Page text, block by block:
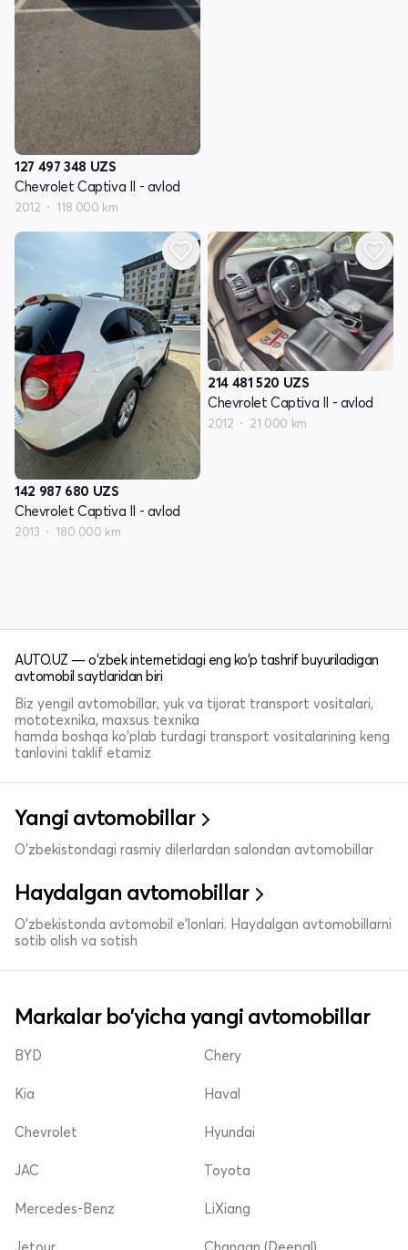
127 497 348 UZS
Chevrolet Captiva II - avlod
2012 118 000 km
142 987 680 UZS
Chevrolet Captiva II - avlod
2013 180 000 km
214 481 520 UZS
Chevrolet Captiva II - avlod
2012 21 000 km
AUTO.UZ — o'zbek internetidagi eng ko'p tashrif buyuriladigan
avtomobil saytlaridan biri
Biz yengil avtomobillar, yuk va tijorat transport vositalari,
mototexnika, maxsus texnika
hamda boshqa ko'plab turdagi transport vositalarining keng
tanlovini taklif etamiz
Yangi avtomobillar
O'zbekistondagi rasmiy dilerlardan salondan avtomobillar
Haydalgan avtomobillar
O'zbekistonda avtomobil e’lonlari. Haydalgan avtomobillarni
sotib olish va sotish
Markalar bo'yicha yangi avtomobillar
BYD
Kia
Chevrolet
Chery
Haval
Hyundai
JAC
Mercedes-Benz
Toyota
LiXiang